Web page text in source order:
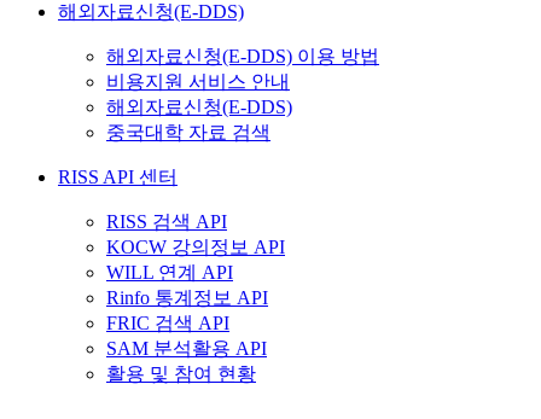
해외자료신청(E-DDS)
해외자료신청(E-DDS) 이용 방법
비용지원 서비스 안내
해외자료신청(E-DDS)
중국대학 자료 검색
RISS API 센터
RISS 검색 API
KOCW 강의정보 API
WILL 연계 API
Rinfo 통계정보 API
FRIC 검색 API
SAM 분석활용 API
활용 및 참여 현황